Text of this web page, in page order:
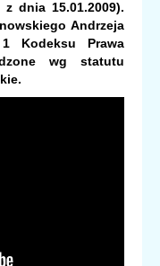
dnia 15.01.2009).
Andrzeja
Kodeksu Prawa
wg statutu